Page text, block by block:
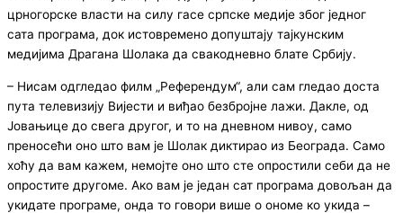
црногорске власти на силу гасе српске медије због једног
сата програма, док истовремено допуштају тајкунским
медијима Драгана Шолака да свакодневно блате Србију.
– Нисам одгледао филм „Референдум“, али сам гледао доста
пута телевизију Вијести и виђао безбројне лажи. Дакле, од
Јовањице до свега другог, и то на дневном нивоу, само
преносећи оно што вам је Шолак диктирао из Београда. Само
хоћу да вам кажем, немојте оно што сте опростили себи да не
опростите другоме. Ако вам је један сат програма довољан да
укидате програме, онда то говори више о ономе ко укида –